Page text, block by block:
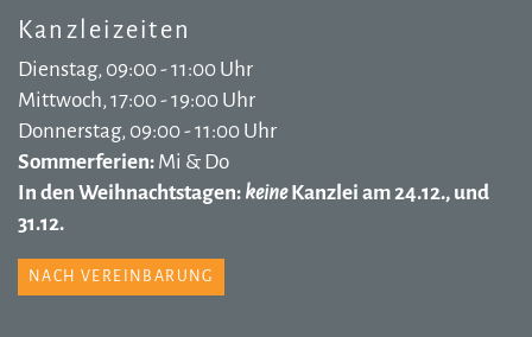
Kanzleizeiten
Dienstag, 09:00 - 11:00 Uhr
Mittwoch, 17:00 - 19:00 Uhr
Donnerstag, 09:00 - 11:00 Uhr
Sommerferien: Mi & Do
In den Weihnachtstagen: keineKanzlei am 24.12., und
31.12.
NACH VEREINBARUNG